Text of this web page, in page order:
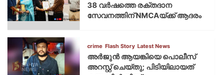
38 വർഷത്തെ രക്തദാന
സേവനത്തിന് NMCAയ്ക്ക് ആദരം
crime Flash Story Latest News
അർജുൻ ആയങ്കിയെ പൊലീസ്
അറസ്റ്റ് ചെയ്‌തു; പിടിയിലായത്